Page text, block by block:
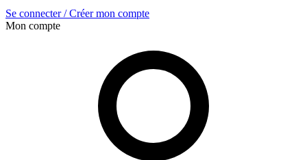
Se connecter / Créer mon compte
Mon compte